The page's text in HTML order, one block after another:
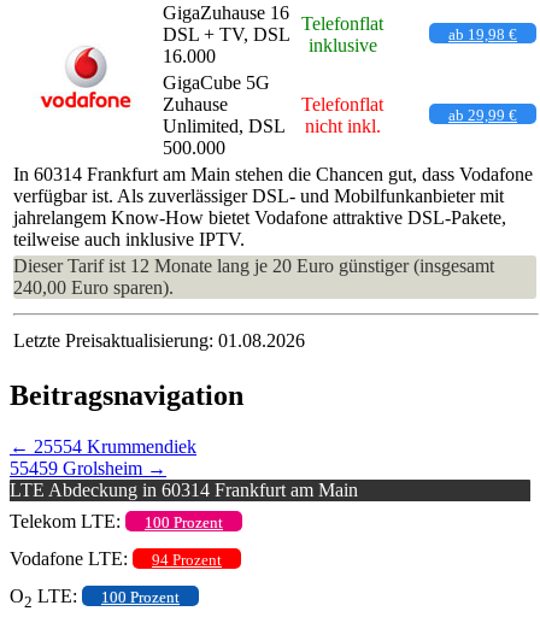
GigaZuhause 16
DSL + TV, DSL
16.000
Telefonflat
inklusive
ab 19,98 €
GigaCube 5G
Zuhause
Unlimited, DSL
500.000
Telefonflat
nicht inkl.
ab 29,99 €
In 60314 Frankfurt am Main stehen die Chancen gut, dass Vodafone
verfügbar ist. Als zuverlässiger DSL- und Mobilfunkanbieter mit
jahrelangem Know-How bietet Vodafone attraktive DSL-Pakete,
teilweise auch inklusive IPTV.
Dieser Tarif ist 12 Monate lang je 20 Euro günstiger (insgesamt
240,00 Euro sparen).
Letzte Preisaktualisierung: 01.08.2026
Beitragsnavigation
← 25554 Krummendiek
55459 Grolsheim →
LTE Abdeckung in 60314 Frankfurt am Main
Telekom LTE:
100 Prozent
Vodafone LTE: 94 Prozent
O2 LTE: 100 Prozent